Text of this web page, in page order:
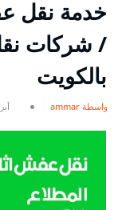
/ شركات
بالكويت
بواسطة ammar أبريل